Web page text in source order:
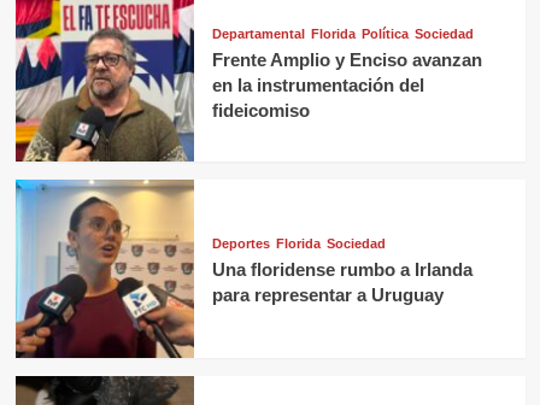
Departamental Florida Política Sociedad
Frente Amplio y Enciso avanzan
en la instrumentación del
fideicomiso
Deportes Florida Sociedad
Una floridense rumbo a Irlanda
para representar a Uruguay